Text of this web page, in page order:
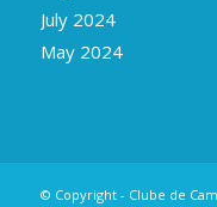
July 2024
May 2024
© Copyright - Clube de